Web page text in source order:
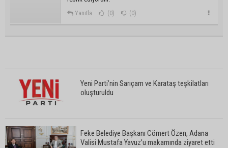
Yanıtla (0) (0)
Yeni Parti’nin Sarıçam ve Karataş teşkilatları
oluşturuldu
Feke Belediye Başkanı Cömert Özen, Adana
Valisi Mustafa Yavuz’u makamında ziyaret etti